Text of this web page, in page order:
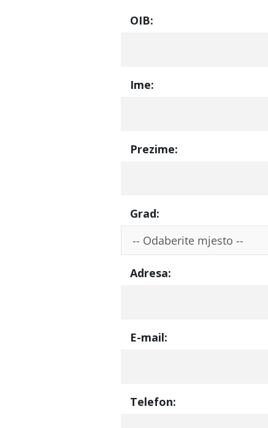
OIB:
Ime:
Prezime:
Grad:
-- Odaberite mjesto --
Adresa:
E-mail:
Telefon: